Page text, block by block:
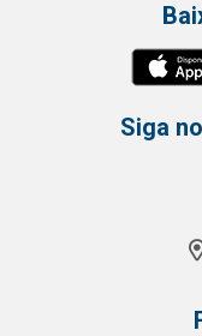
Siga